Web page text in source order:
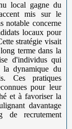
local gagne du
mis sur le
notable concerne
locaux pour
stratégie visait
terme dans la
d'individus qui
la dynamique du
Ces pratiques
pour leur
et à favoriser la
davantage
de recrutement